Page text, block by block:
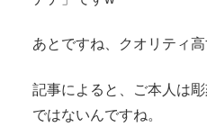
あとですね、クオリティ高
記事によると、ご本人は
ではないんですね。